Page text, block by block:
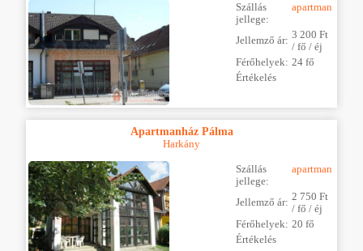
Szállás
jellege:
apartman
Jellemző ár: 3 200 Ft
/ fő / éj
Férőhelyek: 24 fő
Értékelés
Apartmanház Pálma
Harkány
Szállás
jellege:
apartman
Jellemző ár: 2 750 Ft
/ fő / éj
Férőhelyek: 20 fő
Értékelés